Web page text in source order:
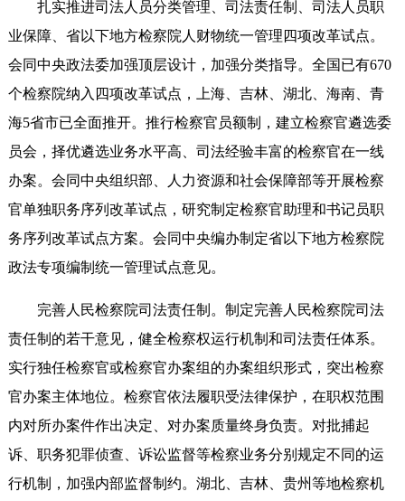
扎实推进司法人员分类管理、司法责任制、司法人员职
业保障、省以下地方检察院人财物统一管理四项改革试点。
会同中央政法委加强顶层设计，加强分类指导。全国已有670
个检察院纳入四项改革试点，上海、吉林、湖北、海南、青
海5省市已全面推开。推行检察官员额制，建立检察官遴选委
员会，择优遴选业务水平高、司法经验丰富的检察官在一线
办案。会同中央组织部、人力资源和社会保障部等开展检察
官单独职务序列改革试点，研究制定检察官助理和书记员职
务序列改革试点方案。会同中央编办制定省以下地方检察院
政法专项编制统一管理试点意见。
完善人民检察院司法责任制。制定完善人民检察院司法
责任制的若干意见，健全检察权运行机制和司法责任体系。
实行独任检察官或检察官办案组的办案组织形式，突出检察
官办案主体地位。检察官依法履职受法律保护，在职权范围
内对所办案件作出决定、对办案质量终身负责。对批捕起
诉、职务犯罪侦查、诉讼监督等检察业务分别规定不同的运
行机制，加强内部监督制约。湖北、吉林、贵州等地检察机